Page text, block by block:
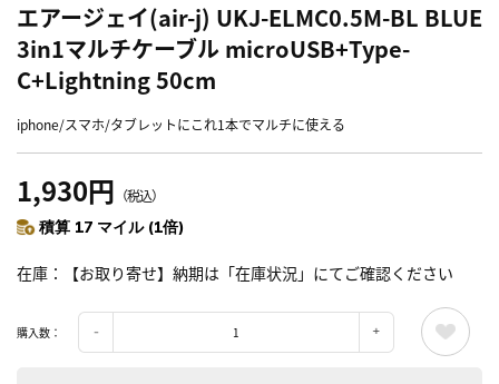
エアージェイ(air-j) UKJ-ELMC0.5M-BL BLUE
3in1マルチケーブル microUSB+Type-
C+Lightning 50cm
iphone/スマホ/タブレットにこれ1本でマルチに使える
1,930円 （税込）
積算 17 マイル (1倍)
在庫 【お取り寄せ】納期は「在庫状況」にてご確認ください
購入数：